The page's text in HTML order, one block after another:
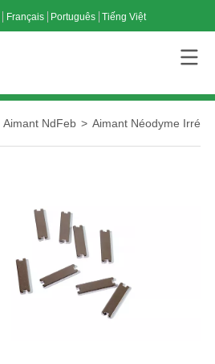
Français Português Tiếng Việt
Aimant NdFeb > Aimant Néodyme